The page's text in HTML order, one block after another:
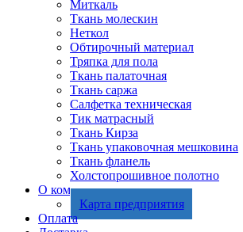
Миткаль
Ткань молескин
Неткол
Обтирочный материал
Тряпка для пола
Ткань палаточная
Ткань саржа
Салфетка техническая
Тик матрасный
Ткань Кирза
Ткань упаковочная мешковина
Ткань фланель
Холстопрошивное полотно
О компании
Карта предприятия
Оплата